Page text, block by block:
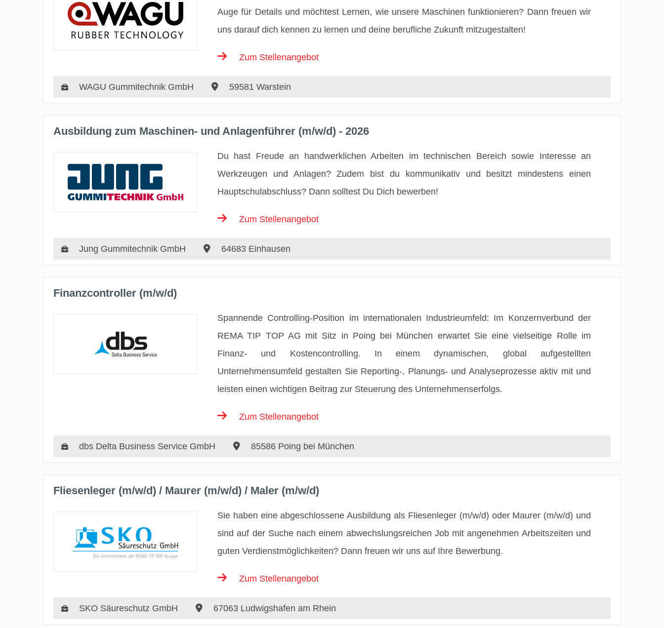
Auge für Details und möchtest Lernen, wie unsere Maschinen funktionieren? Dann freuen wir
uns darauf dich kennen zu lernen und deine berufliche Zukunft mitzugestalten!
Zum Stellenangebot
WAGU Gummitechnik GmbH 59581 Warstein
Ausbildung zum Maschinen- und Anlagenführer (m/w/d) - 2026
Du hast Freude an handwerklichen Arbeiten im technischen Bereich sowie Interesse an
Werkzeugen und Anlagen? Zudem bist du kommunikativ und besitzt mindestens einen
Hauptschulabschluss? Dann solltest Du Dich bewerben!
Zum Stellenangebot
Jung Gummitechnik GmbH 64683 Einhausen
Finanzcontroller (m/w/d)
Spannende Controlling-Position im internationalen Industrieumfeld: Im Konzernverbund der
REMA TIP TOP AG mit Sitz in Poing bei München erwartet Sie eine vielseitige Rolle im
Finanz- und Kostencontrolling. In einem dynamischen, global aufgestellten
Unternehmensumfeld gestalten Sie Reporting-, Planungs- und Analyseprozesse aktiv mit und
leisten einen wichtigen Beitrag zur Steuerung des Unternehmenserfolgs.
Zum Stellenangebot
dbs Delta Business Service GmbH 85586 Poing bei München
Fliesenleger (m/w/d) / Maurer (m/w/d) / Maler (m/w/d)
Sie haben eine abgeschlossene Ausbildung als Fliesenleger (m/w/d) oder Maurer (m/w/d) und
sind auf der Suche nach einem abwechslungsreichen Job mit angenehmen Arbeitszeiten und
guten Verdienstmöglichkeiten? Dann freuen wir uns auf Ihre Bewerbung.
Zum Stellenangebot
SKO Säureschutz GmbH 67063 Ludwigshafen am Rhein